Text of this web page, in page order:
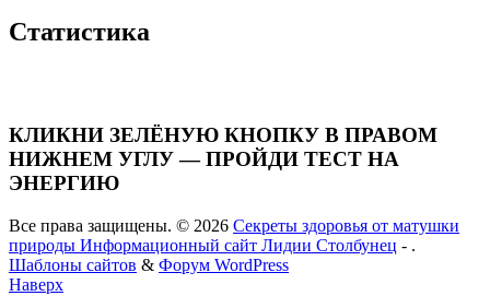
Статистика
КЛИКНИ ЗЕЛЁНУЮ КНОПКУ В ПРАВОМ
НИЖНЕМ УГЛУ — ПРОЙДИ ТЕСТ НА
ЭНЕРГИЮ
Все права защищены. © 2026 Секреты здоровья от матушки
природы Информационный сайт Лидии Столбунец - .
Шаблоны сайтов & Форум WordPress
Наверх